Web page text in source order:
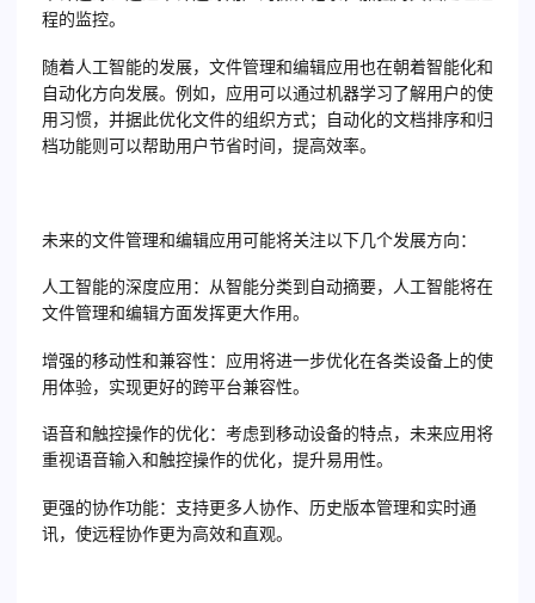
程的监控。
随着人工智能的发展，文件管理和编辑应用也在朝着智能化和
自动化方向发展。例如，应用可以通过机器学习了解用户的使
用习惯，并据此优化文件的组织方式；自动化的文档排序和归
档功能则可以帮助用户节省时间，提高效率。
未来的文件管理和编辑应用可能将关注以下几个发展方向：
人工智能的深度应用 ：从智能分类到自动摘要，人工智能将在
文件管理和编辑方面发挥更大作用。
增强的移动性和兼容性 ：应用将进一步优化在各类设备上的使
用体验，实现更好的跨平台兼容性。
语音和触控操作的优化：考虑到移动设备的特点，未来应用将
重视语音输入和触控操作的优化，提升易用性。
更强的协作功能：支持更多人协作、历史版本管理和实时通
讯，使远程协作更为高效和直观。